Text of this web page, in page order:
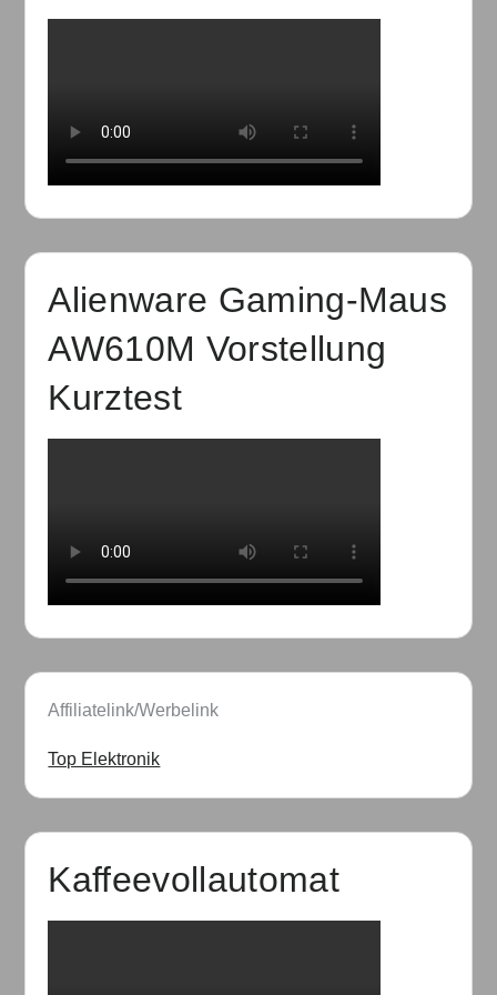
Alienware Gaming-Maus
AW610M Vorstellung
Kurztest
Affiliatelink/Werbelink
Top Elektronik
Kaffeevollautomat